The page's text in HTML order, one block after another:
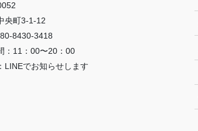
央町3-1-12
8430-3418
：11：00〜20：00
LINEでお知らせします